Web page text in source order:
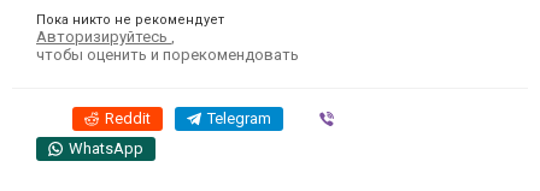
Пока никто не рекомендует
Авторизируйтесь
чтобы оценить и порекомендовать
Reddit Telegram
WhatsApp